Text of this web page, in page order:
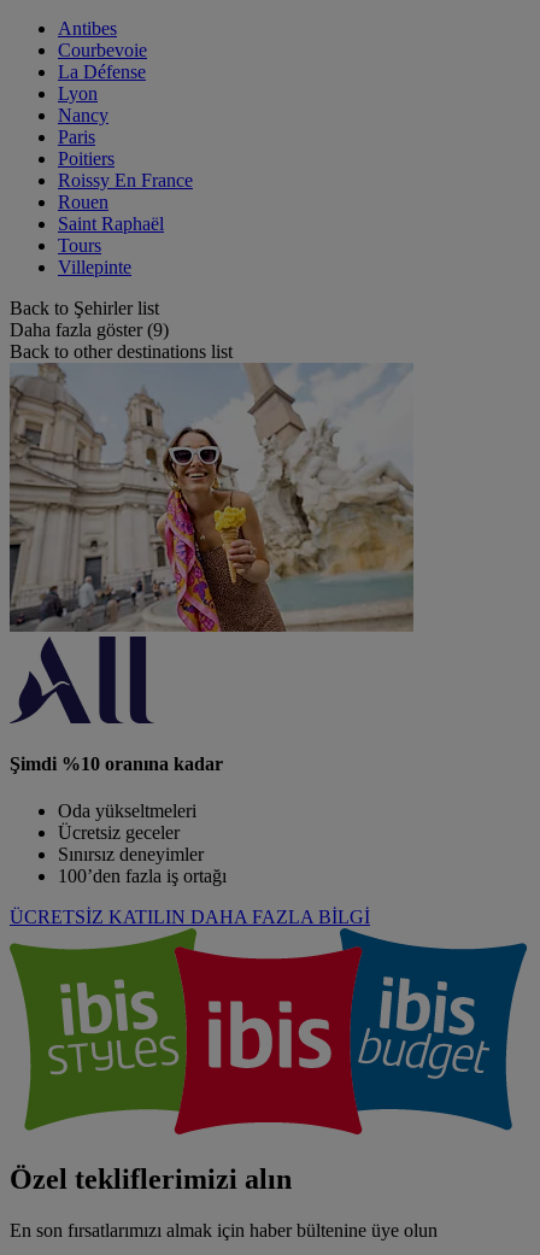
Antibes
Courbevoie
La Défense
Lyon
Nancy
Paris
Poitiers
Roissy En France
Rouen
Saint Raphaël
Tours
Villepinte
Back to Şehirler list
Daha fazla göster (9)
Back to other destinations list
Şimdi %10 oranına kadar
Oda yükseltmeleri
Ücretsiz geceler
Sınırsız deneyimler
100’den fazla iş ortağı
ÜCRETSİZ KATILIN DAHA FAZLA BİLGİ
Özel tekliflerimizi alın
En son fırsatlarımızı almak için haber bültenine üye olun